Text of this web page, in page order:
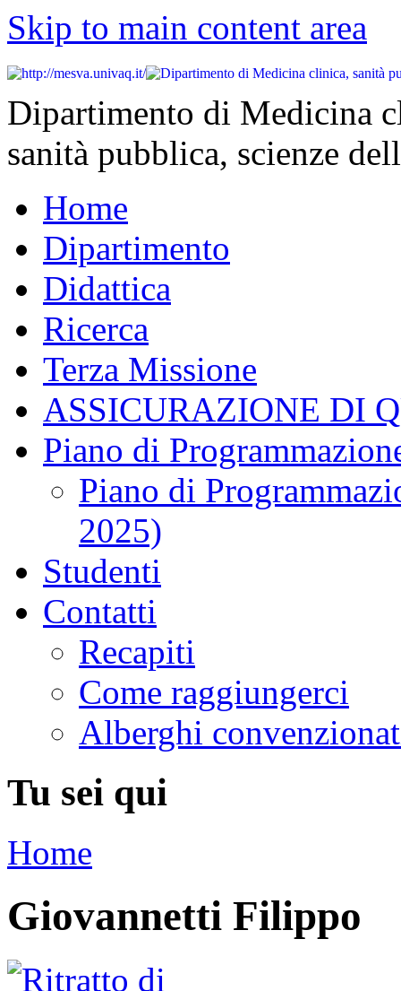
Skip to main content area
Dipartimento di Medicina
sanità pubblica, scienze
Home
Dipartimento
Didattica
Ricerca
Terza Missione
ASSICURAZIONE DI
Piano di
Piano di
2025)
Studenti
Contatti
Recapiti
Come raggiungerci
Alberghi
Tu sei qui
Home
Giovannetti Filippo